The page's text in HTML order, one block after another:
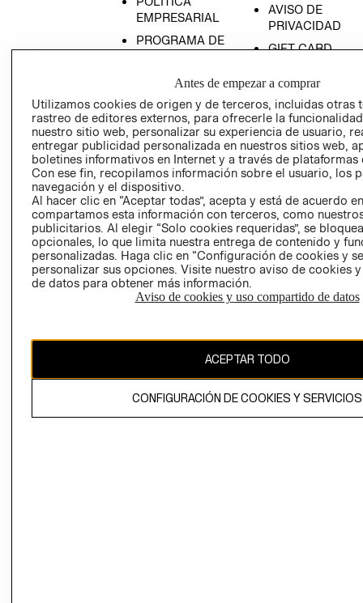
EMPRESARIAL
PROGRAMA DE
(ESPAÑOL)
PROGRAMA DE
TRANSPARENCIA
Y ÉTICA (INGLÉS)
AVISO DE
PRIVACIDAD
GIFT CARD
DE INDUSTRIA Y
COMERCIO - SIC
PETICIONES
QUEJAS Y
RECLAMOS
Colombia ($)
El contenido de esta página web está protegido por copyright y es
Antes de empezar a comprar
Utilizamos cookies de origen y de terceros, incluidas otras
rastreo de editores externos, para ofrecerle la
nuestro sitio web, personalizar su experiencia de usuario,
entregar publicidad personalizada en nuestros sitios web,
boletines informativos en Internet y a través de plataformas
Con ese fin, recopilamos información sobre el usuario, los
navegación y el dispositivo.
Al hacer clic en “Aceptar todas”, acepta y está de acuerdo
compartamos esta información con terceros, como
publicitarios. Al elegir “Solo cookies requeridas”, se
opcionales, lo que limita nuestra entrega de contenido y
personalizadas. Haga clic en “Configuración de cookies y
personalizar sus opciones. Visite nuestro aviso de cookies
de datos para obtener más información.
Aviso de cookies y uso compartido de datos
ACEPTAR TODO
CONFIGURACIÓN DE COOKIES Y SERVICIOS